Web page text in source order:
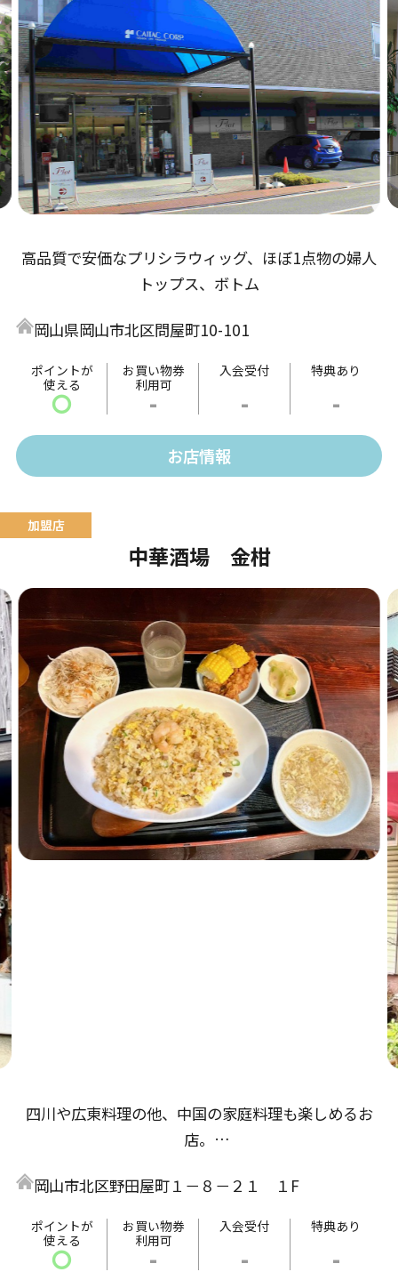
高品質で安価なプリシラウィッグ、ほぼ1点物の婦人
トップス、ボトム
岡山県岡山市北区問屋町10-101
ポイントが
使える
〇
お買い物券
利用可
-
入会受付
-
特典あり
-
お店情報
中華酒場 金柑
四川や広東料理の他、中国の家庭料理も楽しめるお
店。
ーが続出！
季節の野菜を豊富に使用しているので、毎日通っても
飽きにこないラインナップが目白押し。
紹興酒の種類は、多数ご用意しております。
岡山市北区野田屋町１－８－２１ １F
ポイントが
使える
〇
お買い物券
利用可
-
入会受付
-
特典あり
-